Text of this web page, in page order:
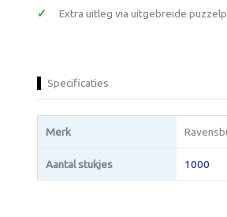
Extra uitleg via uitgebreide
Specificaties
Merk
Aantal stukjes 1000